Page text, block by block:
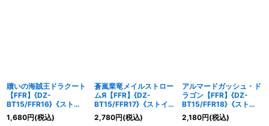
贖いの海賊王ドラクート
【FFR】{DZ-
BT15/FFR16}《ストイ
ケイア》
1,680円(税込)
蒼嵐業竜メイルストロー
ムЯ【FFR】{DZ-
BT15/FFR17}《ストイ
ケイア》
2,780円(税込)
アルマードガッシュ・ド
ラゴン【FFR】{DZ-
BT15/FFR18}《ストイ
ケイア》
2,180円(税込)